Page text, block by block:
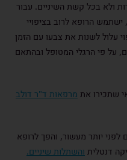
ולא בכל קשת השיניים. עבור
הרופא לרוב בציפויי
עלול לשנות את צבעו עם הזמן
על פי הרגלי המטופל ובהתאם
שתכירו את מרפאות ד"ר דולב
לפני יותר מעשור, והפך לרופא
דנטלית והשתלות שיניים.